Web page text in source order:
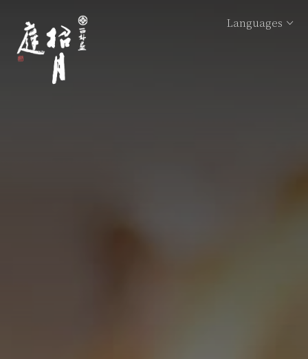
Languages